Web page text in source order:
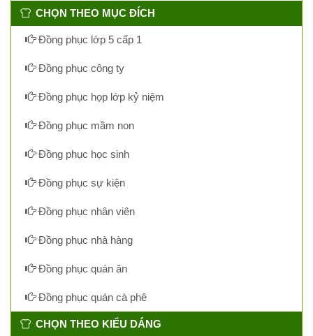
CHỌN THEO MỤC ĐÍCH
Đồng phục lớp 5 cấp 1
Đồng phục công ty
Đồng phục họp lớp kỷ niệm
Đồng phục mầm non
Đồng phục học sinh
Đồng phục sự kiện
Đồng phục nhân viên
Đồng phục nhà hàng
Đồng phục quán ăn
Đồng phục quán cà phê
CHỌN THEO KIỂU DÁNG